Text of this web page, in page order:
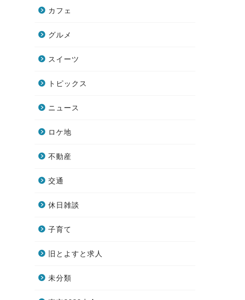
カフェ
グルメ
スイーツ
トピックス
ニュース
ロケ地
不動産
交通
休日雑談
子育て
旧とよすと求人
未分類